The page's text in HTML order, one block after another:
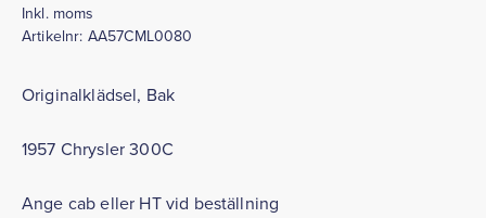
Inkl. moms
Artikelnr: AA57CML0080
Originalklädsel, Bak
1957 Chrysler 300C
Ange cab eller HT vid beställning